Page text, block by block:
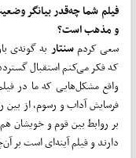
فیلم شما چه‌قدر بیانگر
و مذهب است؟
سعی کردمسنتاربه گونه‌ی
که فکر می‌کنم استقبال
واقع مشکل‌هایی که ما در
فرسایش آداب و رسوم، از
بر روابط بین قوم و خویشان
دارند و فیلم آینه‌ای است بر